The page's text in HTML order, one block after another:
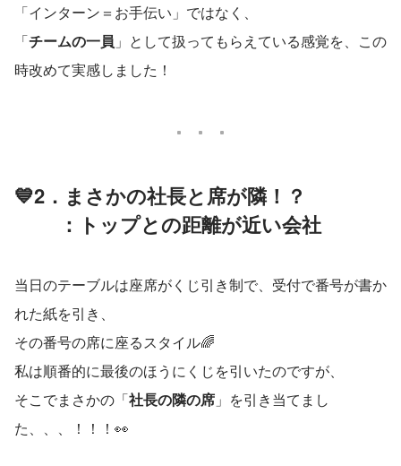
「インターン＝お手伝い」ではなく、
「チームの一員 」として扱ってもらえている感覚を、この
時改めて実感しました！
💙2．まさかの社長と席が隣！？
：トップとの距離が近い会社
当日のテーブルは座席がくじ引き制で、受付で番号が書か
れた紙を引き、
その番号の席に座るスタイル🌈
私は順番的に最後のほうにくじを引いたのですが、
そこでまさかの「社長の隣の席 」を引き当てまし
た、、、！！！👀